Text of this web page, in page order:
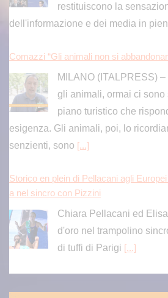
restituiscono la
dell'informazione e dei media in
Comazzi “Gli animali non si
MILANO (ITALPRESS)
gli animali, ormai ci sono
piano turistico che
esigenza. Gli animali, poi, lo
senzienti, sono [...]
Storico en plein di Pellacani agli
a nel sincro con Pizzini
Chiara Pellacani ed
d'oro nel trampolino
di tuffi di Parigi [...]